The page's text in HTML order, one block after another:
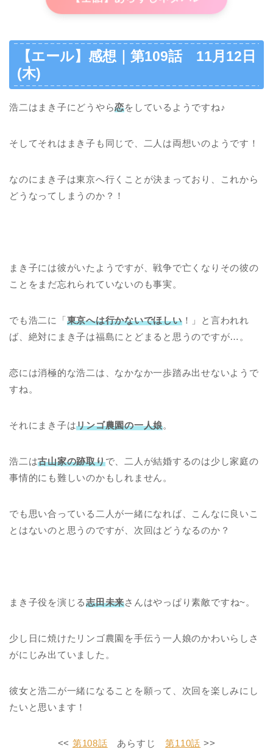
【エール】感想｜第109話 11月12日
(木)
浩二はまき子にどうやら恋をしているようですね♪
そしてそれはまき子も同じで、二人は両想いのようです！
なのにまき子は東京へ行くことが決まっており、これから
どうなってしまうのか？！
まき子には彼がいたようですが、戦争で亡くなりその彼の
ことをまだ忘れられていないのも事実。
でも浩二に「東京へは行かないでほしい！」と言われれ
ば、絶対にまき子は福島にとどまると思うのですが…。
恋には消極的な浩二は、なかなか一歩踏み出せないようで
すね。
それにまき子はリンゴ農園の一人娘。
浩二は古山家の跡取りで、二人が結婚するのは少し家庭の
事情的にも難しいのかもしれません。
でも思い合っている二人が一緒になれば、こんなに良いこ
とはないのと思うのですが、次回はどうなるのか？
まき子役を演じる志田未来さんはやっぱり素敵ですね~。
少し日に焼けたリンゴ農園を手伝う一人娘のかわいらしさ
がにじみ出ていました。
彼女と浩二が一緒になることを願って、次回を楽しみにし
たいと思います！
<< 第108話 あらすじ第110話 >>